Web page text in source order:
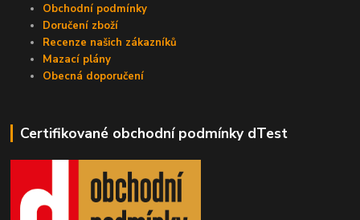
Obchodní podmínky
Doručení zboží
Recenze našich zákazníků
Mazací plány
Obecná doporučení
Certifikované obchodní podmínky dTest